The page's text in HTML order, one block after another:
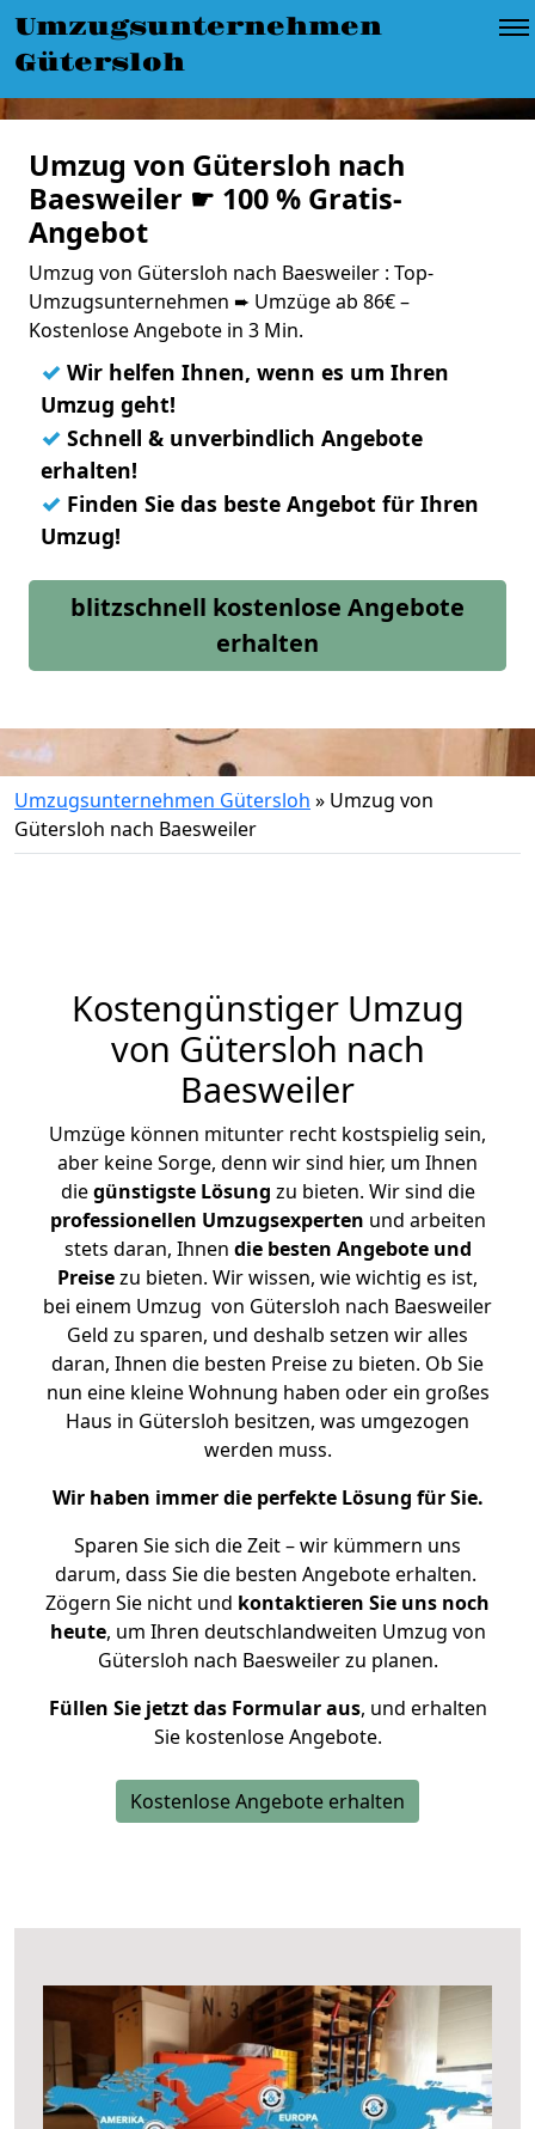
Umzugsunternehmen
Gütersloh
Umzug von Gütersloh nach
Baesweiler ☛ 100 % Gratis-
Angebot
Umzug von Gütersloh nach Baesweiler : Top-
Umzugsunternehmen ➨ Umzüge ab 86€ –
Kostenlose Angebote in 3 Min.
✓ Wir helfen Ihnen, wenn es um Ihren
Umzug geht!
✓ Schnell & unverbindlich Angebote
erhalten!
✓ Finden Sie das beste Angebot für Ihren
Umzug!
blitzschnell kostenlose Angebote
erhalten
Umzugsunternehmen Gütersloh » Umzug von
Gütersloh nach Baesweiler
Kostengünstiger Umzug
von Gütersloh nach
Baesweiler
Umzüge können mitunter recht kostspielig sein,
aber keine Sorge, denn wir sind hier, um Ihnen
diegünstigste Lösung zu bieten. Wir sind die
professionellen Umzugsexperten und arbeiten
stets daran, Ihnen die besten Angebote und
Preisezu bieten. Wir wissen, wie wichtig es ist,
bei einem Umzug von Gütersloh nach Baesweiler
Geld zu sparen, und deshalb setzen wir alles
daran, Ihnen die besten Preise zu bieten. Ob Sie
nun eine kleine Wohnung haben oder ein großes
Haus in Gütersloh besitzen, was umgezogen
werden muss.
Wir haben immer die perfekte Lösung für Sie.
Sparen Sie sich die Zeit – wir kümmern uns
darum, dass Sie die besten Angebote erhalten.
Zögern Sie nicht und kontaktieren Sie uns noch
heute, um Ihren deutschlandweiten Umzug von
Gütersloh nach Baesweiler zu planen.
Füllen Sie jetzt das Formular aus, und erhalten
Sie kostenlose Angebote.
Kostenlose Angebote erhalten